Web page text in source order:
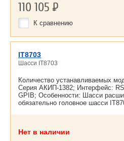
110 105Р
К сравнению
IT8703
Шасси IT8703
Количество устанавливаемых
Серия АКИП-1382; Интерфейс:
GPIB; Особенности: Шасси
обязательно головное шасси
Нет в наличии